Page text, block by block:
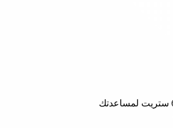
إذا كان متجرك المُفضل في التسوق اونلاين هو 6 ستريت و واجهت مشكلًة ما عند الطلب او اردت الاستفسار بخصوص شئ معين فأنت بحاجة إلي معرفة رقم موقع 6 ستريت لمساعدتك